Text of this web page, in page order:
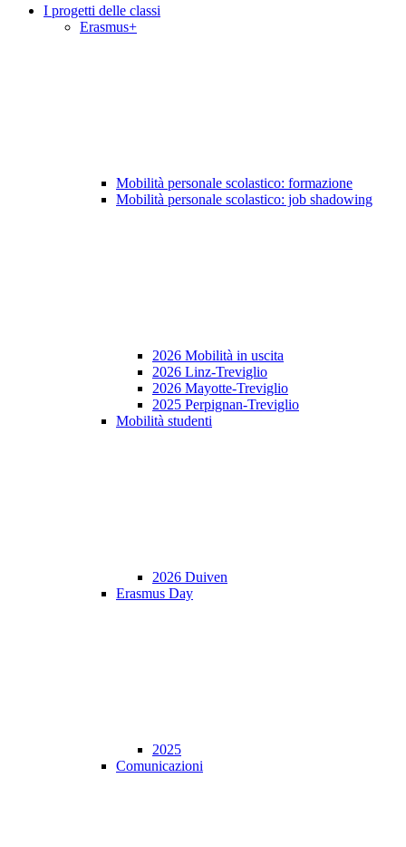
I progetti delle classi
Erasmus+
Mobilità personale scolastico: formazione
Mobilità personale scolastico: job shadowing
2026 Mobilità in uscita
2026 Linz-Treviglio
2026 Mayotte-Treviglio
2025 Perpignan-Treviglio
Mobilità studenti
2026 Duiven
Erasmus Day
2025
Comunicazioni